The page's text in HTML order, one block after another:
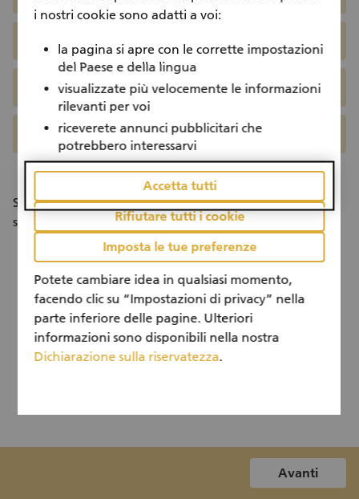
Formazione
Ambiente
Imprenditorialità
Se vuole rivedere ancora i criteri, li riportiamo qui di
seguito:
http://ubs-helpetica.ch/it/projects/create/info/
Avanti
i nostri cookie sono adatti a voi:
la pagina si apre con le corrette impostazioni
del Paese e della lingua
visualizzate più velocemente le informazioni
rilevanti per voi
riceverete annunci pubblicitari che
potrebbero interessarvi
Accetta tutti
Rifiutare tutti i cookie
Imposta le tue preferenze
Potete cambiare idea in qualsiasi momento,
facendo clic su “Impostazioni di privacy” nella
parte inferiore delle pagine. Ulteriori
informazioni sono disponibili nella nostra
Dichiarazione sulla riservatezza.